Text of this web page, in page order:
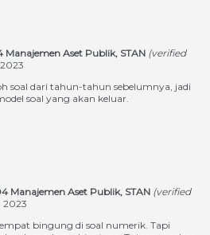
Manajemen Aset Publik, STAN (verified
soal dari tahun-tahun sebelumnya, jadi
soal yang akan keluar.
Manajemen Aset Publik, STAN (verified
2023
bingung di soal numerik. Tapi